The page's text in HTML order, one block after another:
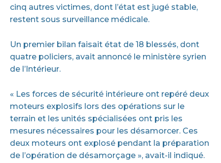
cinq autres victimes, dont l’état est jugé stable,
restent sous surveillance médicale.
Un premier bilan faisait état de 18 blessés, dont
quatre policiers, avait annoncé le ministère syrien
de l’Intérieur.
« Les forces de sécurité intérieure ont repéré deux
moteurs explosifs lors des opérations sur le
terrain et les unités spécialisées ont pris les
mesures nécessaires pour les désamorcer. Ces
deux moteurs ont explosé pendant la préparation
de l’opération de désamorçage », avait-il indiqué.